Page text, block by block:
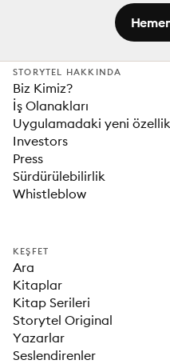
STORYTEL HAKKINDA
Biz Kimiz?
İş Olanakları
Uygulamadaki yeni
Investors
Press
Sürdürülebilirlik
Whistleblow
KEŞFET
Ara
Kitaplar
Kitap Serileri
Storytel Original
Yazarlar
Seslendirenler